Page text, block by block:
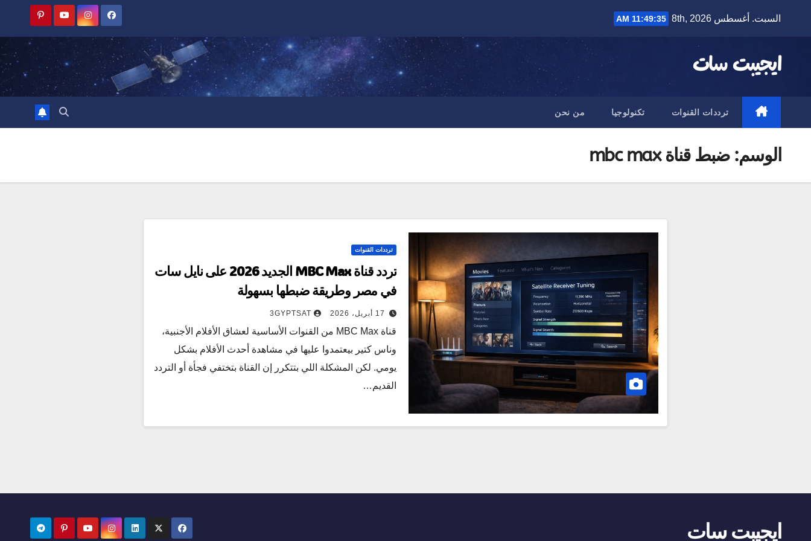
السبت. أغسطس 8th, 2026 11:49:35 AM
ايجيبت سات
ترددات القنوات تكنولوجيا من نحن
الوسم:ضبط قناة mbc max
ترددات القنوات
تردد قناة MBC Max الجديد 2026 على نايل سات
في مصر وطريقة ضبطها بسهولة
17 أبريل، 2026 3GYPTSAT
قناة MBC Max من القنوات الأساسية لعشاق الأفلام الأجنبية،
وناس كتير بيعتمدوا عليها في مشاهدة أحدث الأفلام بشكل
يومي. لكن المشكلة اللي بتتكرر إن القناة بتختفي فجأة أو التردد
القديم…
ايجيبت سات